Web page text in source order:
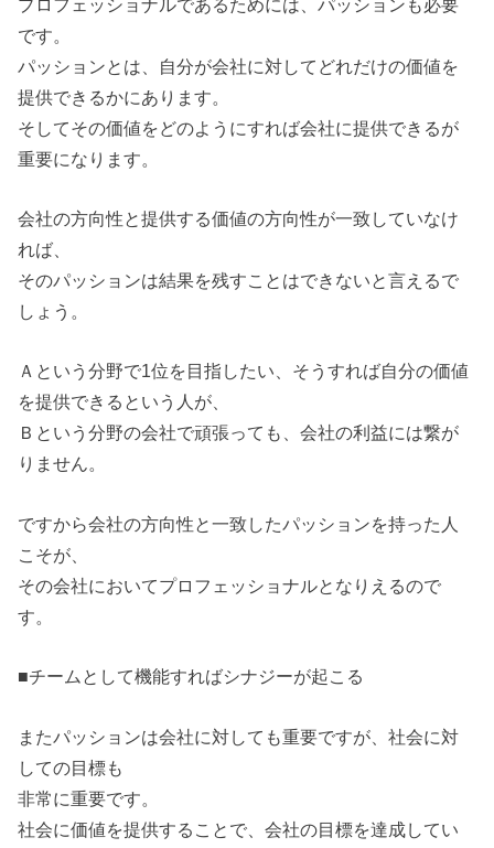
プロフェッショナルであるためには、パッションも必要
です。
パッションとは、自分が会社に対してどれだけの価値を
提供できるかにあります。
そしてその価値をどのようにすれば会社に提供できるが
重要になります。
会社の方向性と提供する価値の方向性が一致していなけ
れば、
そのパッションは結果を残すことはできないと言えるで
しょう。
Ａという分野で1位を目指したい、そうすれば自分の価値
を提供できるという人が、
Ｂという分野の会社で頑張っても、会社の利益には繋が
りません。
ですから会社の方向性と一致したパッションを持った人
こそが、
その会社においてプロフェッショナルとなりえるので
す。
■チームとして機能すればシナジーが起こる
またパッションは会社に対しても重要ですが、社会に対
しての目標も
非常に重要です。
社会に価値を提供することで、会社の目標を達成してい